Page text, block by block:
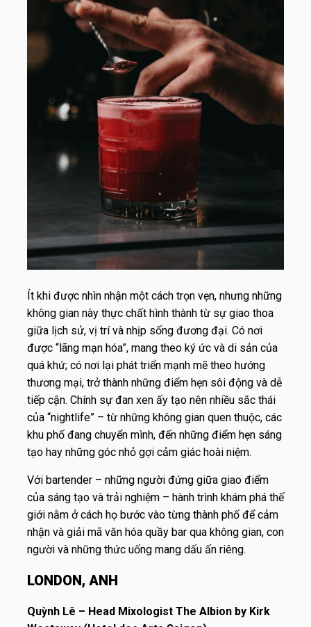
Ít khi được nhìn nhận một cách trọn vẹn, nhưng những
không gian này thực chất hình thành từ sự giao thoa
giữa lịch sử, vị trí và nhịp sống đương đại. Có nơi
được “lãng mạn hóa”, mang theo ký ức và di sản của
quá khứ; có nơi lại phát triển mạnh mẽ theo hướng
thương mại, trở thành những điểm hẹn sôi động và dễ
tiếp cận. Chính sự đan xen ấy tạo nên nhiều sắc thái
của “nightlife” – từ những không gian quen thuộc, các
khu phố đang chuyển mình, đến những điểm hẹn sáng
tạo hay những góc nhỏ gợi cảm giác hoài niệm.
Với bartender – những người đứng giữa giao điểm
của sáng tạo và trải nghiệm – hành trình khám phá thế
giới nằm ở cách họ bước vào từng thành phố để cảm
nhận và giải mã văn hóa quầy bar qua không gian, con
người và những thức uống mang dấu ấn riêng.
LONDON, ANH
Quỳnh Lê – Head Mixologist The Albion by Kirk